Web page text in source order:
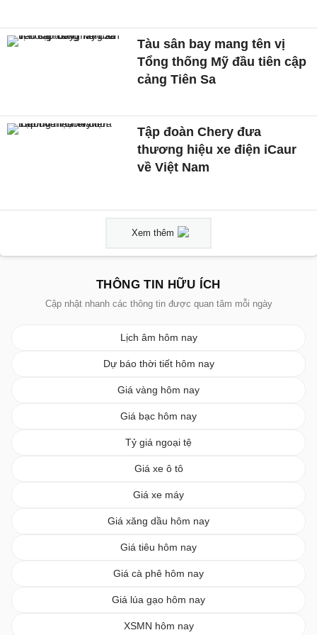
Tàu sân bay mang tên vị
Tổng thống Mỹ đầu tiên cập
cảng Tiên Sa
Tập đoàn Chery đưa
thương hiệu xe điện iCaur
về Việt Nam
Xem thêm
THÔNG TIN HỮU ÍCH
Cập nhật nhanh các thông tin được quan tâm mỗi ngày
Lịch âm hôm nay
Dự báo thời tiết hôm nay
Giá vàng hôm nay
Giá bạc hôm nay
Tỷ giá ngoại tệ
Giá xe ô tô
Giá xe máy
Giá xăng dầu hôm nay
Giá tiêu hôm nay
Giá cà phê hôm nay
Giá lúa gạo hôm nay
XSMN hôm nay